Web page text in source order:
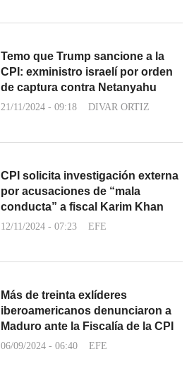
Temo que Trump sancione a la
CPI: exministro israelí por orden
de captura contra Netanyahu
21/11/2024 - 09:18 DIVAR ORTIZ
CPI solicita investigación externa
por acusaciones de “mala
conducta” a fiscal Karim Khan
12/11/2024 - 07:23 EFE
Más de treinta exlíderes
iberoamericanos denunciaron a
Maduro ante la Fiscalía de la CPI
06/09/2024 - 06:40 EFE